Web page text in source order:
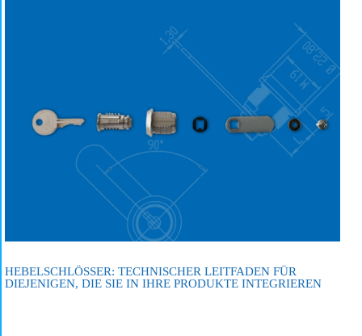
HEBELSCHLÖSSER: TECHNISCHER LEITFADEN FÜR
DIEJENIGEN, DIE SIE IN IHRE PRODUKTE INTEGRIEREN